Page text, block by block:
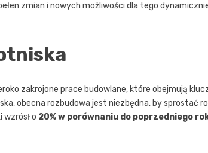
zmian i nowych możliwości dla tego
zakrojone prace budowlane, które obejmują
obecna rozbudowa jest niezbędna, by sprostać
o 20% w porównaniu do poprzedniego